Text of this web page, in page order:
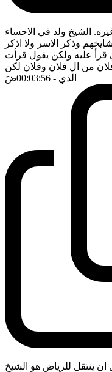
الشيخ ولد في الاحساء
وذكر الاسر ولا اذكر
قرأ عليه ولكن يقول قرأت
من ال فلان وفلان لكن
الذي - 00:03:56 ضَ
ان ينتقل للرياض هو الشيخ